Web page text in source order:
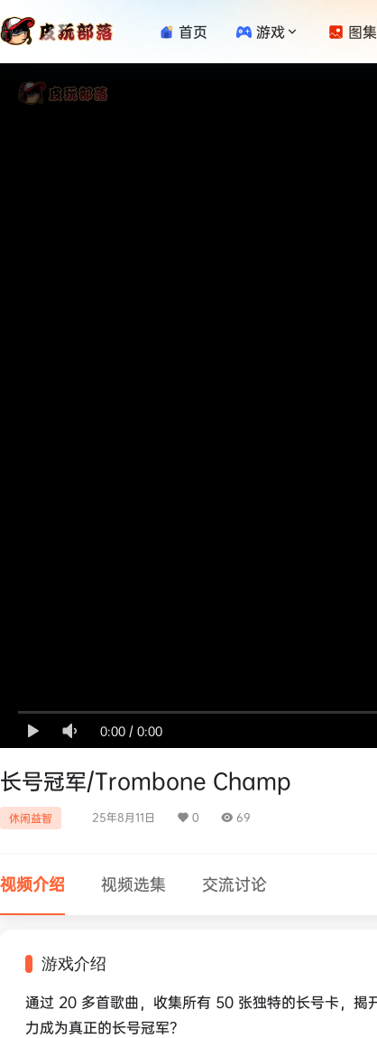
首页 游戏 图集
0:00 / 0:00
长号冠军/Trombone Champ
休闲益智 25年8月11日 0 69
视频介绍 视频选集 交流讨论
游戏介绍
通过 20 多首歌曲，收集所有 50 张独特的长号卡，揭
力成为真正的长号冠军？